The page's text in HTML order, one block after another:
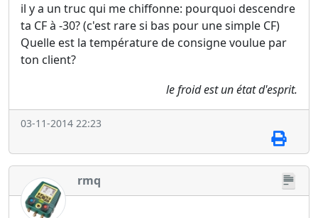
il y a un truc qui me chiffonne: pourquoi descendre
ta CF à -30? (c'est rare si bas pour une simple CF)
Quelle est la température de consigne voulue par
ton client?
le froid est un état d'esprit.
03-11-2014 22:23
rmq